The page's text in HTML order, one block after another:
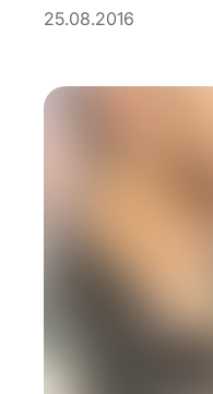
25.08.2016